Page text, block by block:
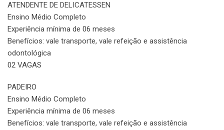
ATENDENTE DE DELICATESSEN
Ensino Médio Completo
Experiência mínima de 06 meses
Benefícios: vale transporte, vale refeição e assistência
odontológica
02 VAGAS
PADEIRO
Ensino Médio Completo
Experiência mínima de 06 meses
Benefícios: vale transporte, vale refeição e assistência